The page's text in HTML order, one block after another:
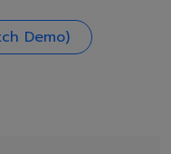
Demo)